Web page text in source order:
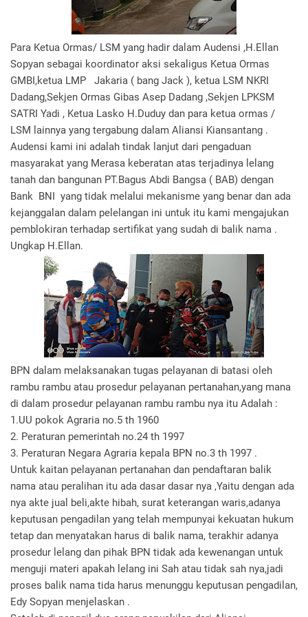
Para Ketua Ormas/ LSM yang hadir dalam Audensi ,H.Ellan
Sopyan sebagai koordinator aksi sekaligus Ketua Ormas
GMBI,ketua LMP Jakaria ( bang Jack ), ketua LSM NKRI
Dadang,Sekjen Ormas Gibas Asep Dadang ,Sekjen LPKSM
SATRI Yadi , Ketua Lasko H.Duduy dan para ketua ormas /
LSM lainnya yang tergabung dalam Aliansi Kiansantang .
Audensi kami ini adalah tindak lanjut dari pengaduan
masyarakat yang Merasa keberatan atas terjadinya lelang
tanah dan bangunan PT.Bagus Abdi Bangsa ( BAB) dengan
Bank BNI yang tidak melalui mekanisme yang benar dan ada
kejanggalan dalam pelelangan ini untuk itu kami mengajukan
pemblokiran terhadap sertifikat yang sudah di balik nama .
Ungkap H.Ellan.
BPN dalam melaksanakan tugas pelayanan di batasi oleh
rambu rambu atau prosedur pelayanan pertanahan,yang mana
di dalam prosedur pelayanan rambu rambu nya itu Adalah :
1.UU pokok Agraria no.5 th 1960
2. Peraturan pemerintah no.24 th 1997
3. Peraturan Negara Agraria kepala BPN no.3 th 1997 .
Untuk kaitan pelayanan pertanahan dan pendaftaran balik
nama atau peralihan itu ada dasar dasar nya ,Yaitu dengan ada
nya akte jual beli,akte hibah, surat keterangan waris,adanya
keputusan pengadilan yang telah mempunyai kekuatan hukum
tetap dan menyatakan harus di balik nama, terakhir adanya
prosedur lelang dan pihak BPN tidak ada kewenangan untuk
menguji materi apakah lelang ini Sah atau tidak sah nya,jadi
proses balik nama tida harus menunggu keputusan pengadilan,
Edy Sopyan menjelaskan .